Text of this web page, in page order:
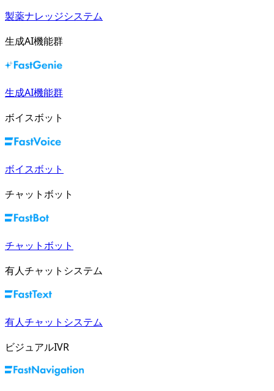
製薬ナレッジシステム
生成AI機能群
生成AI機能群
ボイスボット
ボイスボット
チャットボット
チャットボット
有人チャットシステム
有人チャットシステム
ビジュアルIVR